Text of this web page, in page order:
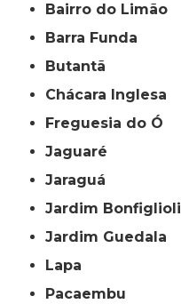
Bairro do Limão
Barra Funda
Butantã
Chácara Inglesa
Freguesia do Ó
Jaguaré
Jaraguá
Jardim Bonfiglioli
Jardim Guedala
Lapa
Pacaembu